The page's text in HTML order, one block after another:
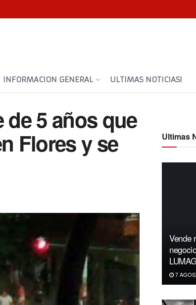
INFORMACION GENERAL ULTIMAS NOTICIAS!
5 años que
Flores y se
Ultimas
Vende
7